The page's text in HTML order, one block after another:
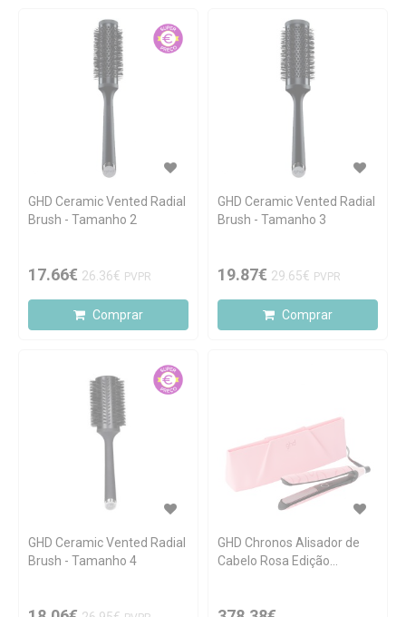
GHD Ceramic Vented Radial
Brush - Tamanho 2
17.66€ 26.36€ PVPR
Comprar
GHD Ceramic Vented Radial
Brush - Tamanho 3
19.87€ 29.65€ PVPR
Comprar
GHD Ceramic Vented Radial
Brush - Tamanho 4
GHD Chronos Alisador de
Cabelo Rosa Edição